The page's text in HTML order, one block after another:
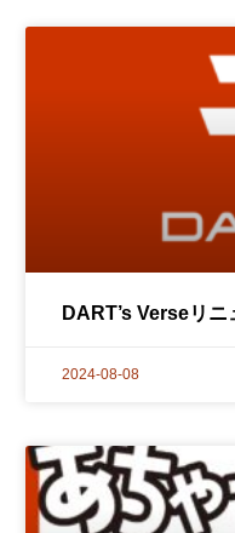
DART’s Verseリ
2024-08-08